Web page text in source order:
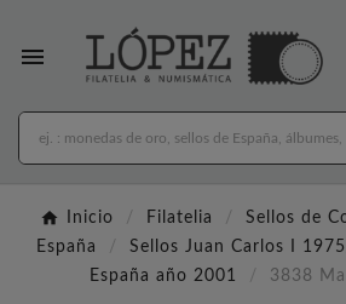

Inicio Filatelia Sellos de
España
Sellos Juan Carlos I
España año 2001
3838